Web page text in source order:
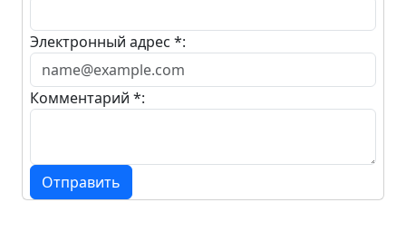
Электронный адрес *:
Комментарий *:
Отправить